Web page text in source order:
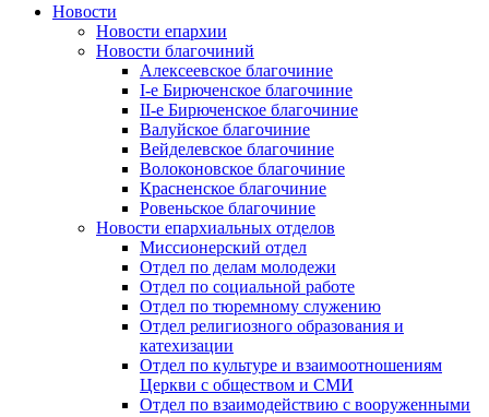
Новости
Новости епархии
Новости благочиний
Алексеевское благочиние
I-е Бирюченское благочиние
II-е Бирюченское благочиние
Валуйское благочиние
Вейделевское благочиние
Волоконовское благочиние
Красненское благочиние
Ровеньское благочиние
Новости епархиальных отделов
Миссионерский отдел
Отдел по делам молодежи
Отдел по социальной работе
Отдел по тюремному служению
Отдел религиозного образования и
катехизации
Отдел по культуре и взаимоотношениям
Церкви с обществом и СМИ
Отдел по взаимодействию с вооруженными